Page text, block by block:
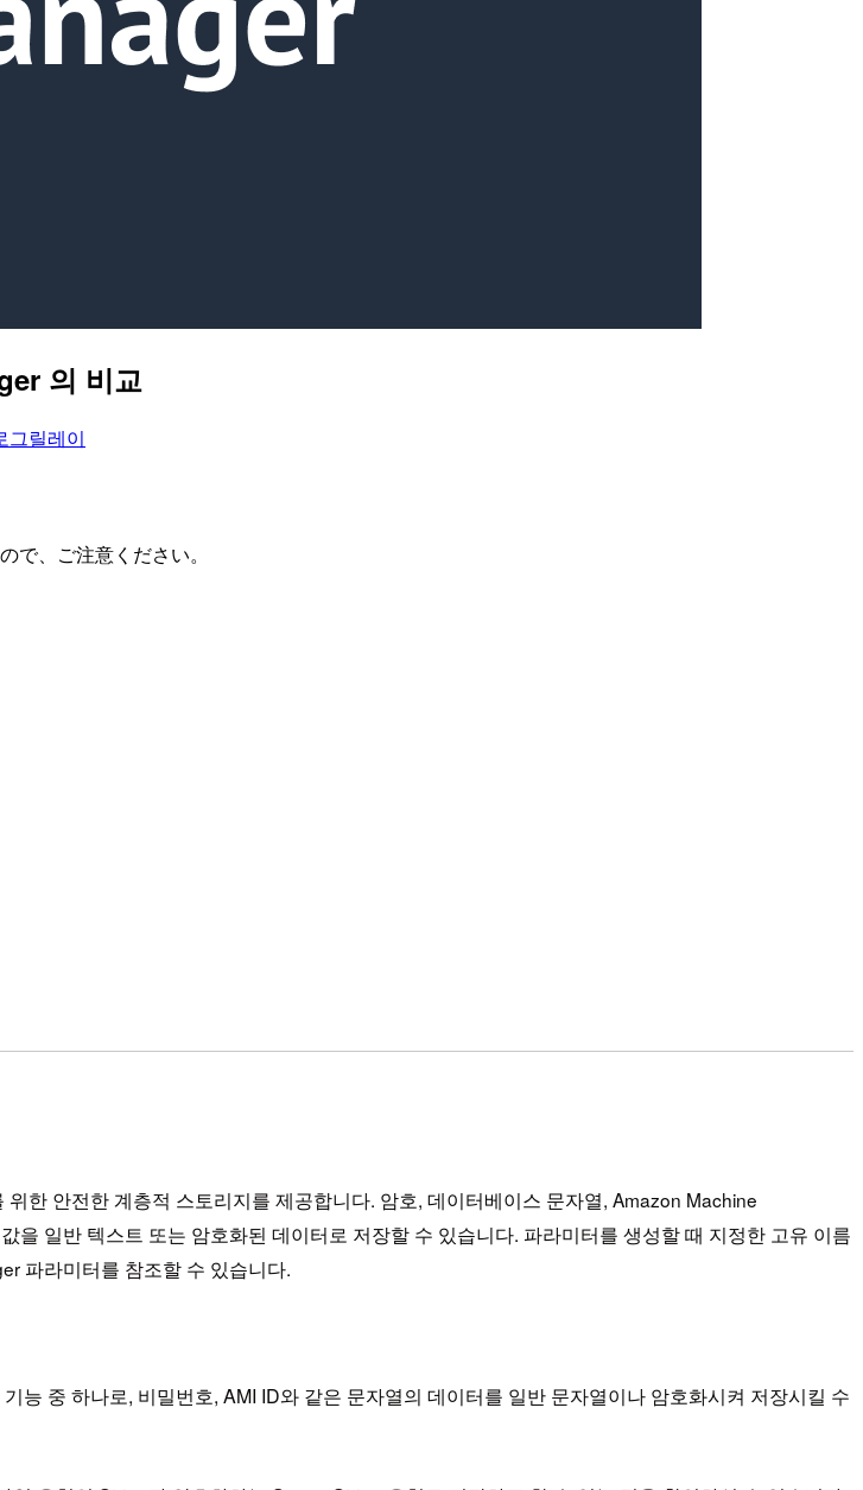
의 비교
그릴레이
で、ご注意ください。
한 안전한 계층적 스토리지를 제공합니다. 암호, 데이터베이스 문자열, Amazon Machine
을 일반 텍스트 또는 암호화된 데이터로 저장할 수 있습니다. 파라미터를 생성할 때 지정한 고유 이름
파라미터를 참조할 수 있습니다.
능 중 하나로, 비밀번호, AMI ID와 같은 문자열의 데이터를 일반 문자열이나 암호화시켜 저장시킬 수